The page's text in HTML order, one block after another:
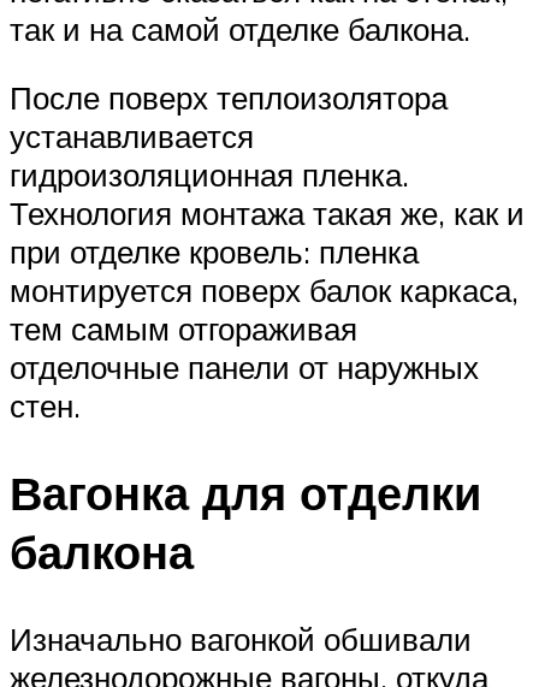
так и на самой отделке балкона.
После поверх теплоизолятора
устанавливается
гидроизоляционная пленка.
Технология монтажа такая же, как и
при отделке кровель: пленка
монтируется поверх балок каркаса,
тем самым отгораживая
отделочные панели от наружных
стен.
Вагонка для отделки
балкона
Изначально вагонкой обшивали
железнодорожные вагоны, откуда